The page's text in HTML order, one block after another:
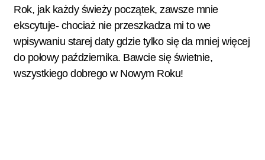
Rok, jak każdy świeży początek, zawsze mnie
ekscytuje- chociaż nie przeszkadza mi to we
wpisywaniu starej daty gdzie tylko się da mniej więcej
do połowy października. Bawcie się świetnie,
wszystkiego dobrego w Nowym Roku!